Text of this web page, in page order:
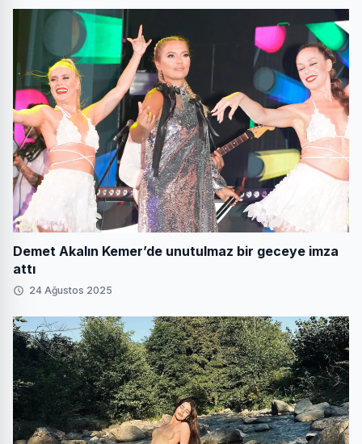
Demet Akalın Kemer’de unutulmaz bir geceye imza
attı
24 Ağustos 2025